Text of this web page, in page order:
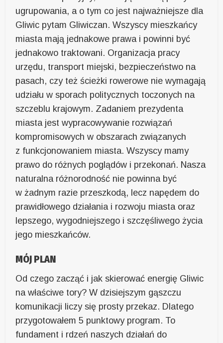
ugrupowania, a o tym co jest najważniejsze dla
Gliwic pytam Gliwiczan. Wszyscy mieszkańcy
miasta mają jednakowe prawa i powinni być
jednakowo traktowani. Organizacja pracy
urzędu, transport miejski, bezpieczeństwo na
pasach, czy też ścieżki rowerowe nie wymagają
udziału w sporach politycznych toczonych na
szczeblu krajowym. Zadaniem prezydenta
miasta jest wypracowywanie rozwiązań
kompromisowych w obszarach związanych
z funkcjonowaniem miasta. Wszyscy mamy
prawo do różnych poglądów i przekonań. Nasza
naturalna różnorodność nie powinna być
w żadnym razie przeszkodą, lecz napędem do
prawidłowego działania i rozwoju miasta oraz
lepszego, wygodniejszego i szczęśliwego życia
jego mieszkańców.
MÓJ PLAN
Od czego zacząć i jak skierować energię Gliwic
na właściwe tory? W dzisiejszym gąszczu
komunikacji liczy się prosty przekaz. Dlatego
przygotowałem 5 punktowy program. To
fundament i rdzeń naszych działań do